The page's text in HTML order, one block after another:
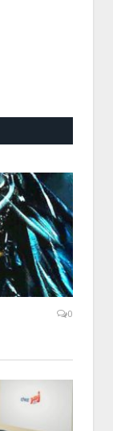
0